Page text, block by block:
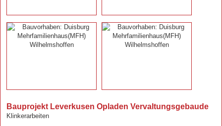
Bauprojekt Leverkusen Opladen Vervaltungsgebaude
Klinkerarbeiten